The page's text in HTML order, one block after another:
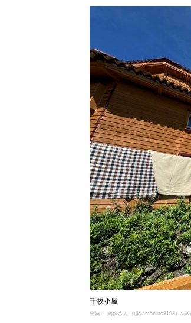
千枚小屋
出典： 南條さん（@yamanuts3193）のX